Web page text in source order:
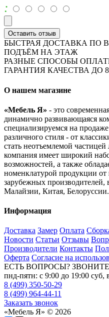
:
Оставить отзыв
БЫСТРАЯ ДОСТАВКА ПО
ПОДЪЁМ НА ЭТАЖ
РАЗНЫЕ СПОСОБЫ
ГАРАНТИЯ КАЧЕСТВА ДО
О нашем магазине
«Мебель Я» - это
динамично развивающаяся
специализируемся на
различного стиля - от
стать неотъемлемой
компания имеет широкий
возможностей, а также
номенклатурой продукции
зарубежных
Малайзии, Китая, Белоруссии.
Информация
Доставка Замер Оплата
Новости Статьи Отзывы
Производители Контакты
Оферта Согласие на
ЕСТЬ ВОПРОСЫ?
пнд-пятн: с 9:00 до 19:00 суб,
8 (499) 350-50-29
8 (499) 964-44-11
Заказать звонок
«Мебель Я» © 2026